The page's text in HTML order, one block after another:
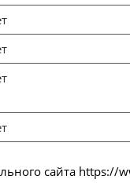
сайта https://